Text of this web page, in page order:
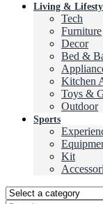
Living &
Tech
Furniture
Decor
Bed &
Kitchen
Toys &
Outdoor
Sports
Kit